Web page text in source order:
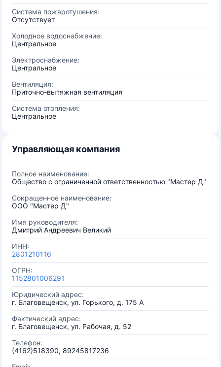
Система пожаротушения:
Отсутствует
Холодное водоснабжение:
Центральное
Электроснабжение:
Центральное
Вентиляция:
Приточно-вытяжная вентиляция
Система отопления:
Центральное
Управляющая компания
Полное наименование:
Общество с ограниченной ответственностью "Мастер Д"
Сокращенное наименование:
ООО "Мастер Д"
Имя руководителя:
Дмитрий Андреевич Великий
ИНН:
2801210116
ОГРН:
1152801006291
Юридический адрес:
г. Благовещенск, ул. Горького, д. 175 А
Фактический адрес:
г. Благовещенск, ул. Рабочая, д. 52
Телефон:
(4162)518390, 89245817236